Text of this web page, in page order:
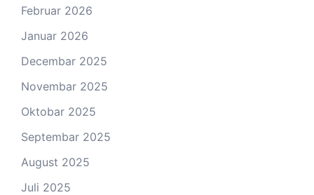
Februar 2026
Januar 2026
Decembar 2025
Novembar 2025
Oktobar 2025
Septembar 2025
August 2025
Juli 2025